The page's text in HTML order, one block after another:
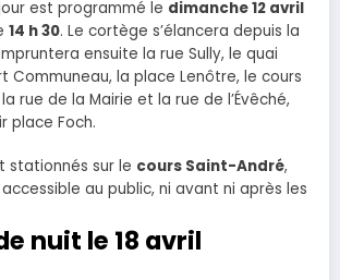
est programmé le dimanche 12 avril
14 h 30. Le cortège s’élancera depuis la
ensuite la rue Sully, le quai
Communeau, la place Lenôtre, le cours
rue de la Mairie et la rue de l’Évêché,
place Foch.
stationnés sur le cours Saint-André,
au public, ni avant ni après les
nuit le 18 avril